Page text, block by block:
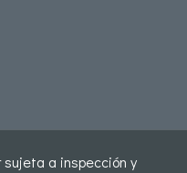
a inspección y